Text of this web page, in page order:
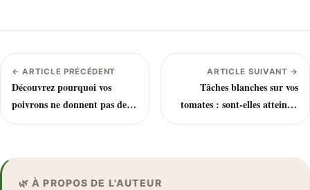
← ARTICLE PRÉCÉDENT
Découvrez pourquoi vos
poivrons ne donnent pas de
légumes et comment y
ARTICLE SUIVANT →
Tâches blanches sur vos
tomates : sont-elles atteintes
par Oïdium de la tomate ?
🌿 À PROPOS DE L'AUTEUR